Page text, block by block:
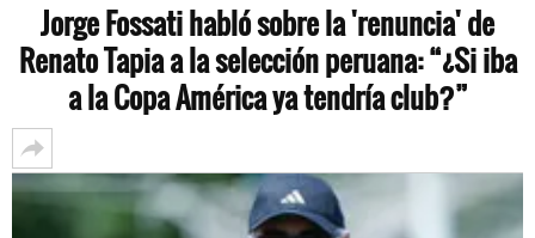
Jorge Fossati habló sobre la 'renuncia' de
Renato Tapia a la selección peruana: “¿Si iba
a la Copa América ya tendría club?”